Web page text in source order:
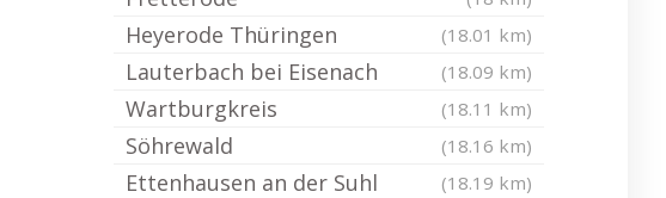
Heyerode Thüringen (18.01 km)
Lauterbach bei Eisenach (18.09 km)
Wartburgkreis (18.11 km)
Söhrewald (18.16 km)
Ettenhausen an der Suhl (18.19 km)